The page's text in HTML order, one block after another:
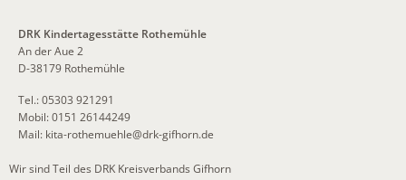
DRK Kindertagesstätte Rothemühle
An der Aue 2
D-38179 Rothemühle
Tel.: 05303 921291
Mobil: 0151 26144249
Mail: kita-rothemuehle@drk-gifhorn.de
Wir sind Teil des DRK Kreisverbands Gifhorn